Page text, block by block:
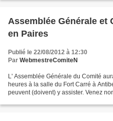
Assemblée Générale et
en Paires
Publié le 22/08/2012 à 12:30
Par WebmestreComiteN
L' Assemblée Générale du Comité
heures à la salle du Fort Carré à
peuvent (doivent) y assister. Venez